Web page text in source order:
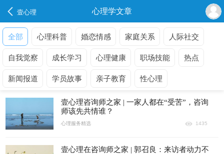
壹心理 心理学文章
全部 心理科普 婚恋情感 家庭关系 人际社交
自我觉察 成长学习 心理健康 职场技能 热点
新闻报道 学员故事 亲子教育 性心理
壹心理咨询师之家 | 一家人都在“受苦”，咨询
师该先共情谁？
心理服务精选 1435
壹心理在咨询师之家 | 郭召良：来访者动力不